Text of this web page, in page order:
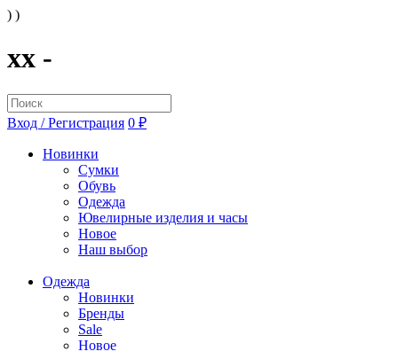
) )
xx -
Вход / Регистрация 0 ₽
Новинки
Сумки
Обувь
Одежда
Ювелирные изделия и часы
Новое
Наш выбор
Одежда
Новинки
Бренды
Sale
Новое